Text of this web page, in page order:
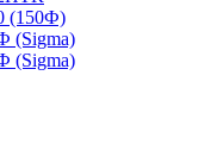
(150Ф)
(Sigma)
(Sigma)